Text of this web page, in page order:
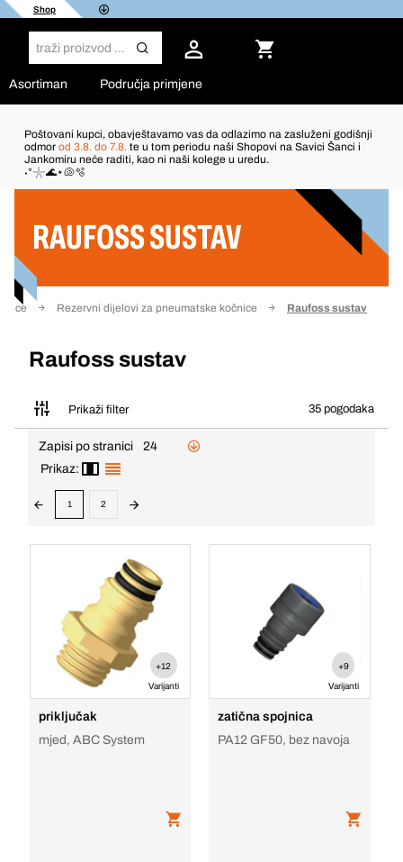
Shop
Asortiman Područja primjene
Poštovani kupci, obavještavamo vas da odlazimo na zasluženi godišnji
odmor od 3.8. do 7.8. te u tom periodu naši Shopovi na Savici Šanci i
Jankomiru neće raditi, kao ni naši kolege u uredu.
˖°𓇼🌊⋆🐚🫧
RAUFOSS SUSTAV
Rezervni dijelovi za pneumatske kočnice Raufoss sustav
Raufoss sustav
Prikaži filter 35 pogodaka
Filter
Zapisi po stranici
24
Prikaz:
1 2
+12
Varijanti
priključak
mjed, ABC System
+9
Varijanti
zatična spojnica
PA12 GF50, bez navoja